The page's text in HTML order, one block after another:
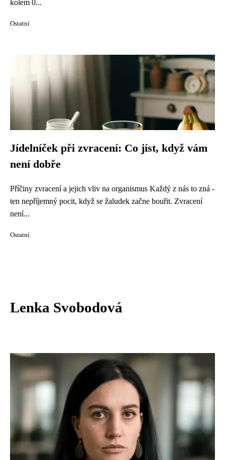
kolem 0...
Ostatní
Jídelníček při zvracení: Co jíst, když vám
není dobře
Příčiny zvracení a jejich vliv na organismus Každý z nás to zná -
ten nepříjemný pocit, když se žaludek začne bouřit. Zvracení
není...
Ostatní
Lenka Svobodová